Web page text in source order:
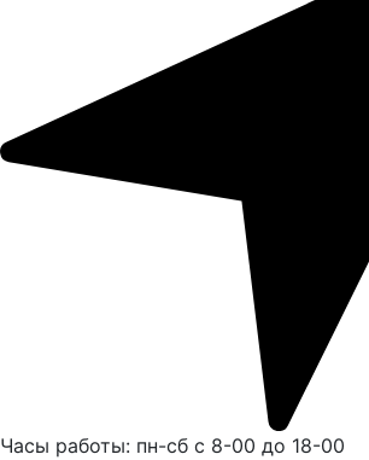
Часы работы: пн-сб с 8-00 до 18-00